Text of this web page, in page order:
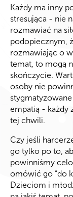
Każdy ma inny
stresująca - nie
rozmawiać na
podopiecznym,
rozmawiając o
temat, to mogą
skończycie.
osoby nie
empatią - każdy
tej chwili.
Czy jeśli
go tylko po to,
powinniśmy
omówić go “do
Dzieciom i